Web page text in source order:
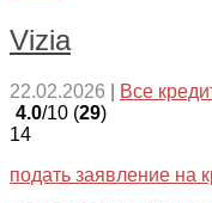
Vizia
22.02.2026 Все
4.0/10 (29)
14
подать заявление на